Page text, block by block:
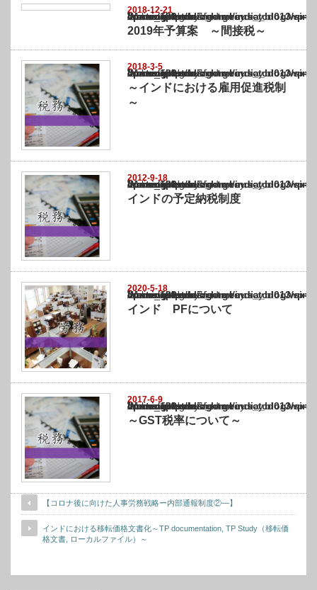
2018-12-21
Warning
: Undefined array key "show_category" in
/home/netst/kuno-cpa.co.jp/public_html/india_blog/wp-content/themes/
on line183
2019年予算案 ～間接税～
2018-3-5
Warning
: Undefined array key "show_category" in
/home/netst/kuno-cpa.co.jp/public_html/india_blog/wp-content/themes/
on line183
～インドにおける雇用促進税制
～
2012-9-18
Warning
: Undefined array key "show_category" in
/home/netst/kuno-cpa.co.jp/public_html/india_blog/wp-content/themes/
on line183
インドの予定納税制度
2020-5-18
Warning
: Undefined array key "show_category" in
/home/netst/kuno-cpa.co.jp/public_html/india_blog/wp-content/themes/
on line183
インド PFについて
2017-6-9
Warning
: Undefined array key "show_category" in
/home/netst/kuno-cpa.co.jp/public_html/india_blog/wp-content/themes/
on line183
～GST税率について～
【コロナ後に向けた人事労務戦略ー内部通報制度②―】
インドにおける移転価格文書化～TP documentation, TP Study（移転価
格文書, ローカルファイル）～